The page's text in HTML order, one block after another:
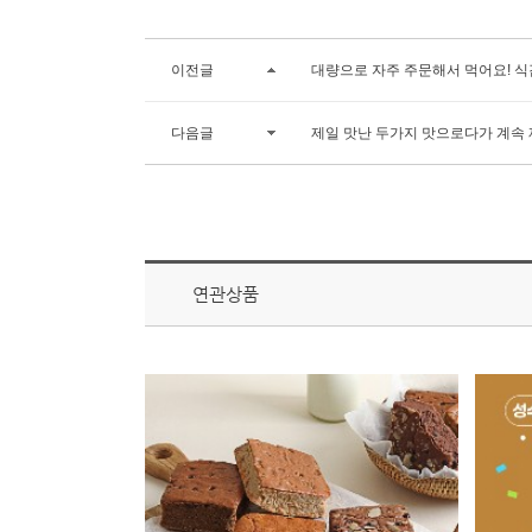
이전글 대량으로 자주 주문해서 먹어요! 식
다음글 제일 맛난 두가지 맛으로다가 계속
연관상품